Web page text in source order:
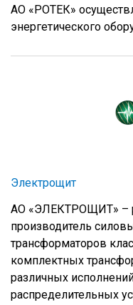
АО «РОТЕК»
энергетического
Электрощит
АО «ЭЛЕКТРОЩИТ» –
производитель
трансформаторов
комплектных
различных
распределительных